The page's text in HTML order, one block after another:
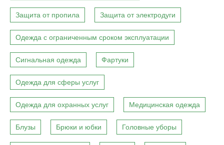
Защита от пропила Защита от электродуги
Одежда с ограниченным сроком эксплуатации
Сигнальная одежда Фартуки
Одежда для сферы услуг
Одежда для охранных услуг Медицинская одежда
Блузы Брюки и юбки Головные уборы